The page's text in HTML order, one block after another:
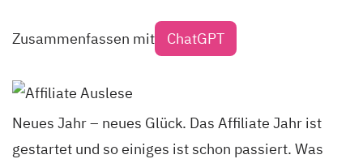
Zusammenfassen mit ChatGPT
Neues Jahr – neues Glück. Das Affiliate Jahr ist
gestartet und so einiges ist schon passiert. Was